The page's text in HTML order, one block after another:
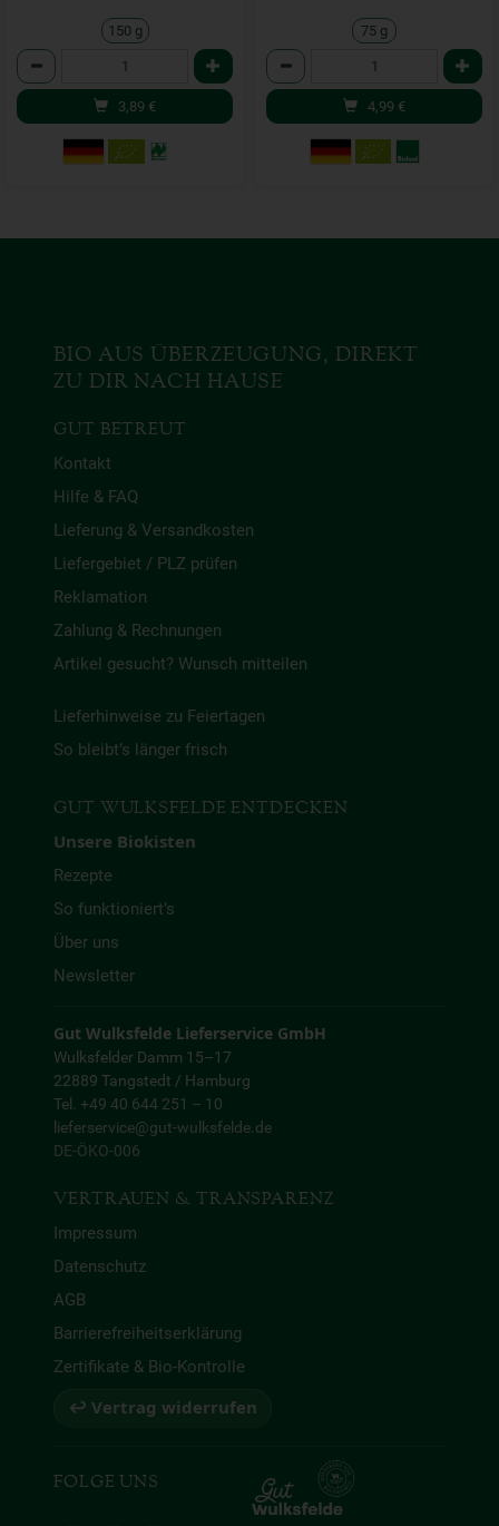
150 g
Anzahl
3,89 €
75 g
Anzahl
4,99 €
BIO AUS ÜBERZEUGUNG, DIREKT
ZU DIR NACH HAUSE
GUT BETREUT
Kontakt
Hilfe & FAQ
Lieferung & Versandkosten
Liefergebiet / PLZ prüfen
Reklamation
Zahlung & Rechnungen
Artikel gesucht? Wunsch mitteilen
Lieferhinweise zu Feiertagen
So bleibt’s länger frisch
GUT WULKSFELDE ENTDECKEN
Unsere Biokisten
Rezepte
So funktioniert’s
Über uns
Newsletter
Gut Wulksfelde Lieferservice GmbH
Wulksfelder Damm 15–17
22889 Tangstedt / Hamburg
Tel. +49 40 644 251 – 10
lieferservice@gut-wulksfelde.de
DE-ÖKO-006
VERTRAUEN & TRANSPARENZ
Impressum
Datenschutz
AGB
Barrierefreiheitserklärung
Zertifikate & Bio-Kontrolle
↩ Vertrag widerrufen
FOLGE UNS